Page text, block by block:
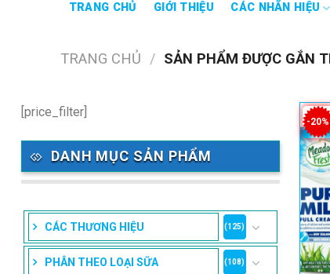
TRANG CHỦ GIỚI THIỆU CÁC NHÃN HIỆU
TRANG CHỦ / SẢN PHẨM ĐƯỢC GẮN
[price_filter]
DANH MỤC SẢN PHẨM
CÁC THƯƠNG HIỆU (125)
PHÂN THEO LOẠI SỮA (108)
-20%